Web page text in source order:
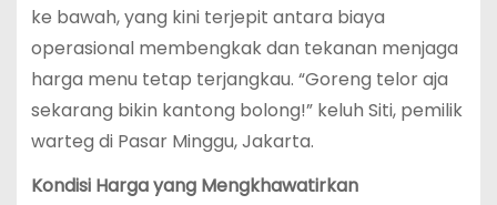
ke bawah, yang kini terjepit antara biaya
operasional membengkak dan tekanan menjaga
harga menu tetap terjangkau. “Goreng telor aja
sekarang bikin kantong bolong!” keluh Siti, pemilik
warteg di Pasar Minggu, Jakarta.
Kondisi Harga yang Mengkhawatirkan